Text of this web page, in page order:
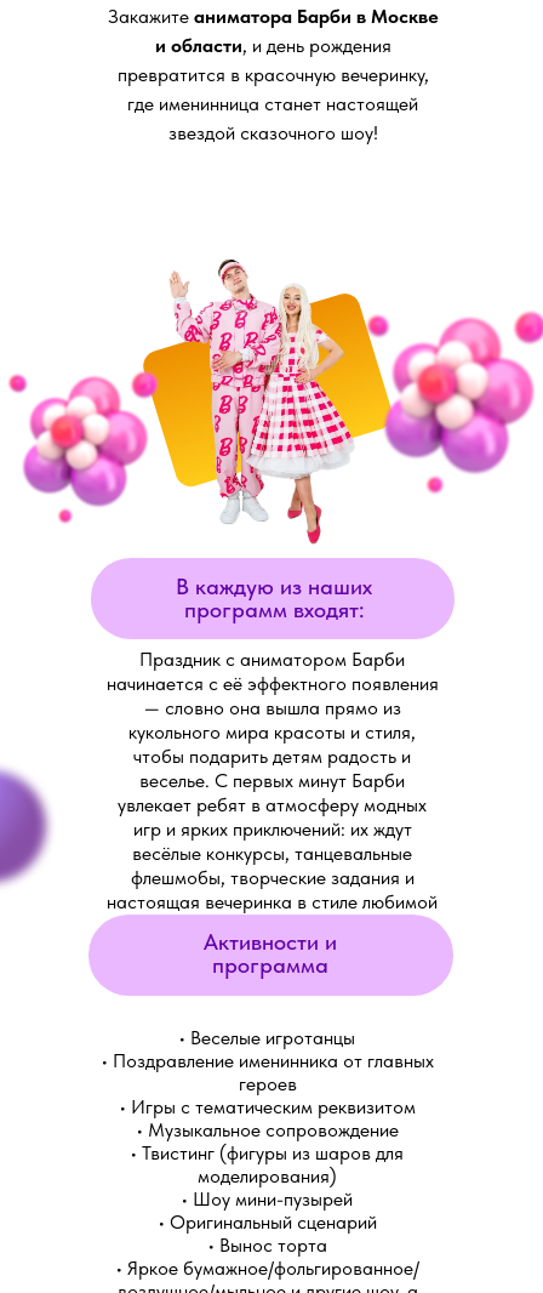
Закажите аниматора Барби в Москве
и области, и день рождения
превратится в красочную вечеринку,
где именинница станет настоящей
звездой сказочного шоу!
Праздник с аниматором Барби
начинается с её эффектного появления
— словно она вышла прямо из
кукольного мира красоты и стиля,
чтобы подарить детям радость и
веселье. С первых минут Барби
увлекает ребят в атмосферу модных
игр и ярких приключений: их ждут
весёлые конкурсы, танцевальные
флешмобы, творческие задания и
настоящая вечеринка в стиле любимой
• Веселые игротанцы
• Поздравление именинника от главных
героев
• Игры с тематическим реквизитом
• Музыкальное сопровождение
• Твистинг (фигуры из шаров для
моделирования)
• Шоу мини-пузырей
• Оригинальный сценарий
• Вынос торта
• Яркое бумажное/фольгированное/
Активности и
программа
В каждую из наших
программ входят: